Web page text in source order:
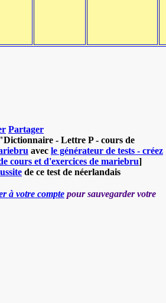
Partager
- Lettre P - cours de
avec le générateur de tests - créez
cours et d'exercices de mariebru]
de ce test de néerlandais
à votre compte pour sauvegarder votre